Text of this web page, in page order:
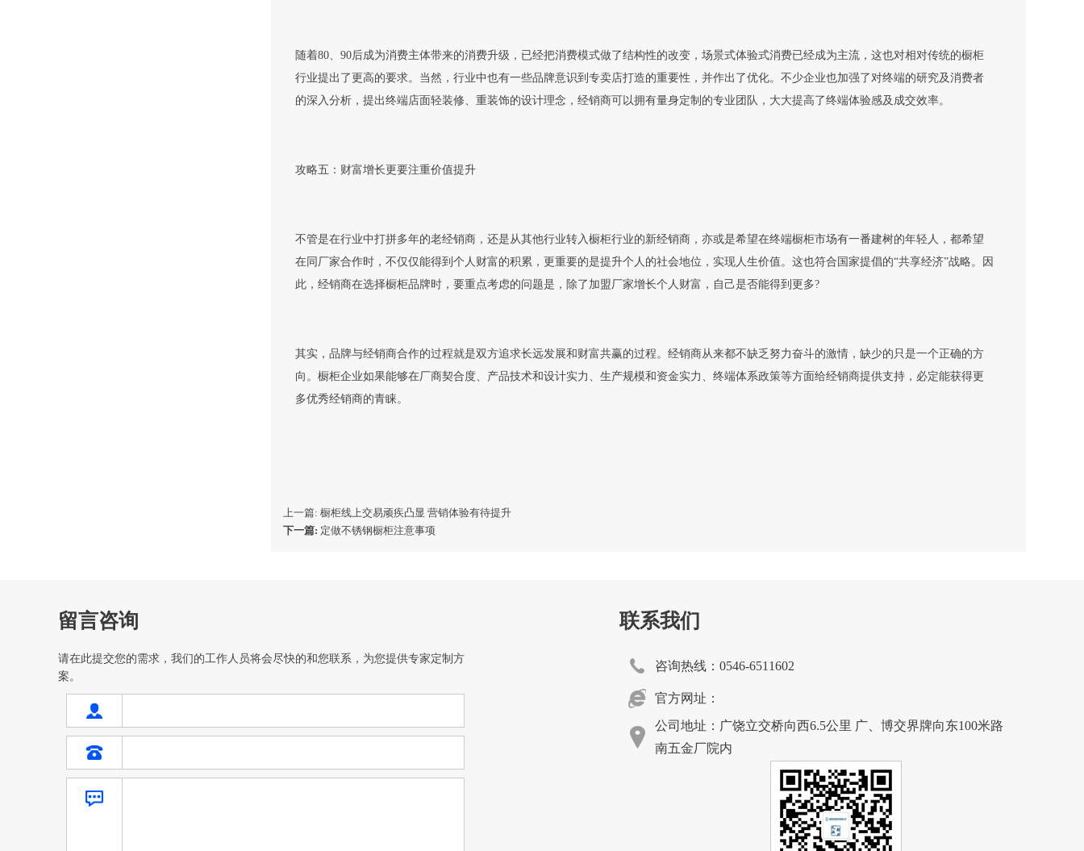
随着80、90后成为消费主体带来的消费升级，已经把消费模式做了结构性的改变，场景式体验式消费已经成为主流，这也对相对传统的橱柜
行业提出了更高的要求。当然，行业中也有一些品牌意识到专卖店打造的重要性，并作出了优化。不少企业也加强了对终端的研究及消费者
的深入分析，提出终端店面轻装修、重装饰的设计理念，经销商可以拥有量身定制的专业团队，大大提高了终端体验感及成交效率。
攻略五：财富增长更要注重价值提升
不管是在行业中打拼多年的老经销商，还是从其他行业转入橱柜行业的新经销商，亦或是希望在终端橱柜市场有一番建树的年轻人，都希望
在同厂家合作时，不仅仅能得到个人财富的积累，更重要的是提升个人的社会地位，实现人生价值。这也符合国家提倡的“共享经济”战略。因
此，经销商在选择橱柜品牌时，要重点考虑的问题是，除了加盟厂家增长个人财富，自己是否能得到更多?
其实，品牌与经销商合作的过程就是双方追求长远发展和财富共赢的过程。经销商从来都不缺乏努力奋斗的激情，缺少的只是一个正确的方
向。橱柜企业如果能够在厂商契合度、产品技术和设计实力、生产规模和资金实力、终端体系政策等方面给经销商提供支持，必定能获得更
多优秀经销商的青睐。
上一篇: 橱柜线上交易顽疾凸显 营销体验有待提升
下一篇: 定做不锈钢橱柜注意事项
留言咨询
请在此提交您的需求，我们的工作人员将会尽快的和您联系，为您提供专家定制方
案。
联系我们
咨询热线：0546-6511602
官方网址：
公司地址：广饶立交桥向西6.5公里 广、博交界牌向东100米路
南五金厂院内